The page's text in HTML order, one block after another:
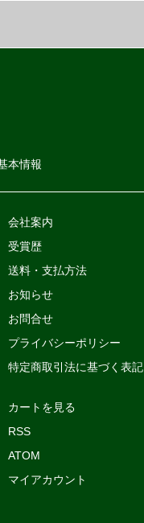
本情報
会社案内
受賞歴
送料・支払方法
お知らせ
お問合せ
プライバシーポリシー
特定商取引法に基づく表記
カートを見る
RSS
ATOM
マイアカウント